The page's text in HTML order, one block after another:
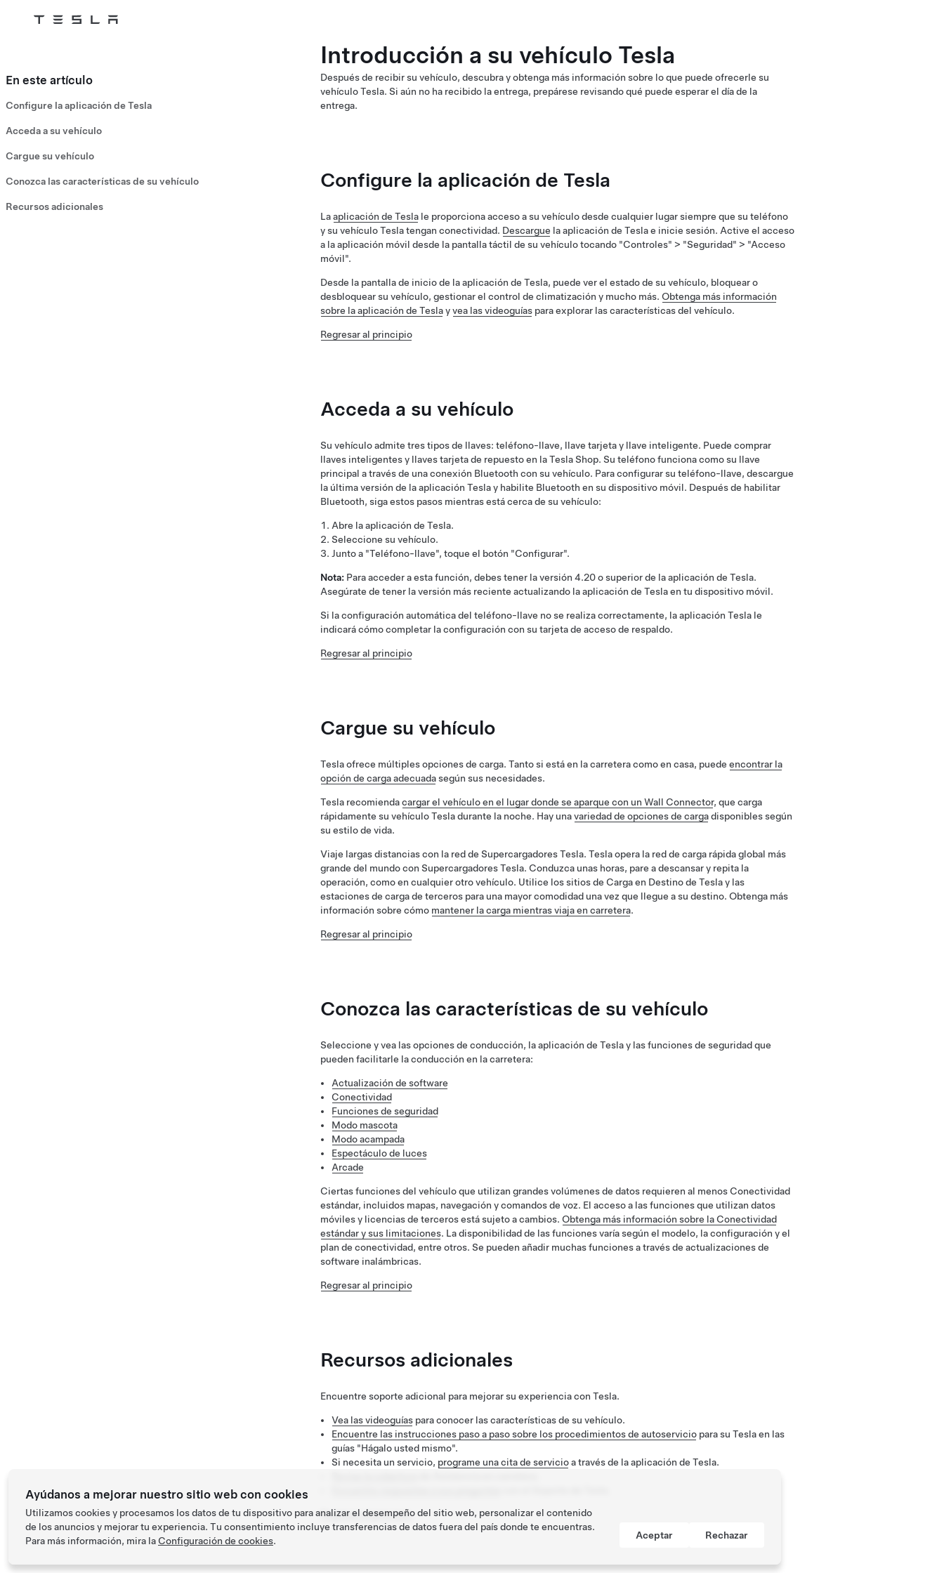
Introducción a su vehículo Tesla
Después de recibir su vehículo, descubra y obtenga más información sobre lo que puede ofrecerle su
vehículo Tesla. Si aún no ha recibido la entrega, prepárese revisando qué puede esperar el día de la
entrega.
Configure la aplicación de Tesla
Laaplicación de Tesla le proporciona acceso a su vehículo desde cualquier lugar siempre que su teléfono
y su vehículo Tesla tengan conectividad. Descargue la aplicación de Tesla e inicie sesión. Active el acceso
a la aplicación móvil desde la pantalla táctil de su vehículo tocando "Controles" > "Seguridad" > "Acceso
móvil".
Desde la pantalla de inicio de la aplicación de Tesla, puede ver el estado de su vehículo, bloquear o
desbloquear su vehículo, gestionar el control de climatización y mucho más. Obtenga más información
sobre la aplicación de Teslayvea las videoguías para explorar las características del vehículo.
Regresar al principio
Acceda a su vehículo
Su vehículo admite tres tipos de llaves: teléfono-llave, llave tarjeta y llave inteligente. Puede comprar
llaves inteligentes y llaves tarjeta de repuesto en la Tesla Shop. Su teléfono funciona como su llave
principal a través de una conexión Bluetooth con su vehículo. Para configurar su teléfono-llave, descargue
la última versión de la aplicación Tesla y habilite Bluetooth en su dispositivo móvil. Después de habilitar
Bluetooth, siga estos pasos mientras está cerca de su vehículo:
Abre la aplicación de Tesla.
Seleccione su vehículo.
Junto a "Teléfono-llave", toque el botón "Configurar".
Nota: Para acceder a esta función, debes tener la versión 4.20 o superior de la aplicación de Tesla.
Asegúrate de tener la versión más reciente actualizando la aplicación de Tesla en tu dispositivo móvil.
Si la configuración automática del teléfono-llave no se realiza correctamente, la aplicación Tesla le
indicará cómo completar la configuración con su tarjeta de acceso de respaldo.
Regresar al principio
Cargue su vehículo
Tesla ofrece múltiples opciones de carga. Tanto si está en la carretera como en casa, puede encontrar la
opción de carga adecuadasegún sus necesidades.
Tesla recomiendacargar el vehículo en el lugar donde se aparque con un Wall Connector, que carga
rápidamente su vehículo Tesla durante la noche. Hay unavariedad de opciones de cargadisponibles según
su estilo de vida.
Viaje largas distancias con la red de Supercargadores Tesla. Tesla opera la red de carga rápida global más
grande del mundo con Supercargadores Tesla. Conduzca unas horas, pare a descansar y repita la
operación, como en cualquier otro vehículo. Utilice los sitios de Carga en Destino de Tesla y las
estaciones de carga de terceros para una mayor comodidad una vez que llegue a su destino. Obtenga más
información sobre cómo mantener la carga mientras viaja en carretera.
Regresar al principio
Conozca las características de su vehículo
Seleccione y vea las opciones de conducción, la aplicación de Tesla y las funciones de seguridad que
pueden facilitarle la conducción en la carretera:
Actualización de software
Conectividad
Funciones de seguridad
Modo mascota
Modo acampada
Espectáculo de luces
Arcade
Ciertas funciones del vehículo que utilizan grandes volúmenes de datos requieren al menos Conectividad
estándar, incluidos mapas, navegación y comandos de voz. El acceso a las funciones que utilizan datos
móviles y licencias de terceros está sujeto a cambios. Obtenga más información sobre la Conectividad
estándar y sus limitaciones. La disponibilidad de las funciones varía según el modelo, la configuración y el
plan de conectividad, entre otros. Se pueden añadir muchas funciones a través de actualizaciones de
software inalámbricas.
Regresar al principio
Recursos adicionales
Encuentre soporte adicional para mejorar su experiencia con Tesla.
Vea las videoguías para conocer las características de su vehículo.
Encuentre las instrucciones paso a paso sobre los procedimientos de autoservicio para su Tesla en las
guías "Hágalo usted mismo".
Si necesita un servicio, programe una cita de servicioa través de la aplicación de Tesla.
Regresar al principio
En este artículo
Configure la aplicación de Tesla
Acceda a su vehículo
Cargue su vehículo
Conozca las características de su vehículo
Recursos adicionales
Ayúdanos a mejorar nuestro sitio web con cookies
Utilizamos cookies y procesamos los datos de tu dispositivo para analizar el desempeño del sitio web, personalizar el contenido
de los anuncios y mejorar tu experiencia. Tu consentimiento incluye transferencias de datos fuera del país donde te encuentras.
Para más información, mira la Configuración de cookies. Aceptar Rechazar